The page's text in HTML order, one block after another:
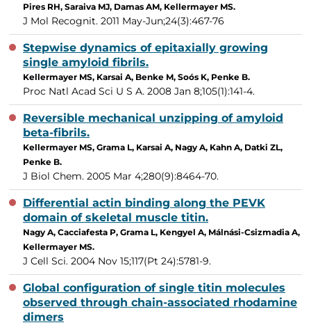
Pires RH, Saraiva MJ, Damas AM, Kellermayer MS.
J Mol Recognit. 2011 May-Jun;24(3):467-76
Stepwise dynamics of epitaxially growing
single amyloid fibrils.
Kellermayer MS, Karsai A, Benke M, Soós K, Penke B.
Proc Natl Acad Sci U S A. 2008 Jan 8;105(1):141-4.
Reversible mechanical unzipping of amyloid
beta-fibrils.
Kellermayer MS, Grama L, Karsai A, Nagy A, Kahn A, Datki ZL,
Penke B.
J Biol Chem. 2005 Mar 4;280(9):8464-70.
Differential actin binding along the PEVK
domain of skeletal muscle titin.
Nagy A, Cacciafesta P, Grama L, Kengyel A, Málnási-Csizmadia A,
Kellermayer MS.
J Cell Sci. 2004 Nov 15;117(Pt 24):5781-9.
Global configuration of single titin molecules
observed through chain-associated rhodamine
dimers